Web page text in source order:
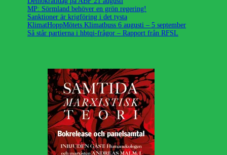
MP: Sörmland behöver en grön regering!
Sanktioner är krigföring i det tysta
KlimatHoppMötets Klimatbuss 6 augusti – 5 september
Så står partierna i hbtqi-frågor – Rapport från RFSL